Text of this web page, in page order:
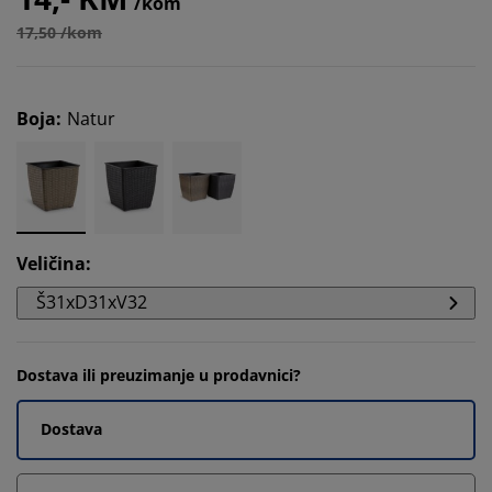
17,50 /kom
Boja: Natur
Veličina:
Š31xD31xV32
Dostava ili preuzimanje u prodavnici?
Dostava